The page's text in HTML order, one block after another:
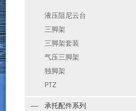
液压阻尼云台
三脚架
三脚架套装
气压三脚架
独脚架
PTZ
承托配件系列